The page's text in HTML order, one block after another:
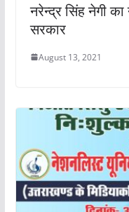
नरेन्द्र सिंह नेगी
सरकार
August 13, 2021